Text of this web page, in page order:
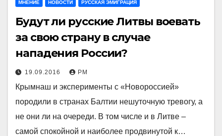
МНЕНИЕ НОВОСТИ РУССКАЯ ЭМИГРАЦИЯ
Будут ли русские Литвы воевать
за свою страну в случае
нападения России?
19.09.2016 РМ
Крымнаш и эксперименты с «Новороссией»
породили в странах Балтии нешуточную тревогу, а
не они ли на очереди. В том числе и в Литве –
самой спокойной и наиболее продвинутой к…